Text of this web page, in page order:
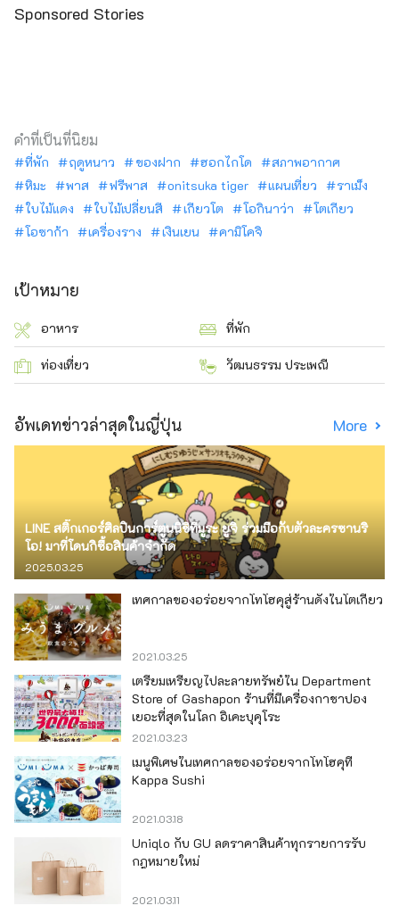
Sponsored Stories
คำที่เป็นที่นิยม
ที่พัก ฤดูหนาว ของฝาก ฮอกไกโด
สภาพอากาศ
หิมะ
พาส ฟรีพาส onitsuka tiger แผนเที่ยว
ราเม็ง
ใบไม้แดง
ใบไม้เปลี่ยนสี เกียวโต โอกินาว่า
โตเกียว
โอซาก้า
เครื่องราง เงินเยน คามิโคจิ
เป้าหมาย
อาหาร ที่พัก
ท่องเที่ยว วัฒนธรรม ประเพณี
อัพเดทข่าวล่าสุดในญี่ปุ่น More
LINE สติ๊กเกอร์ศิลปินการ์ตูนนิชิทีมูระ ยูจิ ร่วมมือกับตัวละครซานริ
โอ! มาที่โดนกิซื้อสินค้าจำกัด
2025.03.25
เทศกาลของอร่อยจากโทโฮคุสู่ร้านดังในโตเกียว
2021.03.25
เตรียมเหรียญไปละลายทรัพย์ใน Department
Store of Gashapon ร้านที่มีเครื่องกาชาปอง
เยอะที่สุดในโลก อิเคะบุคุโระ
2021.03.23
เมนูพิเศษในเทศกาลของอร่อยจากโทโฮคุที่
Kappa Sushi
2021.03.18
Uniqlo กับ GU ลดราคาสินค้าทุกรายการรับ
กฎหมายใหม่
2021.03.11